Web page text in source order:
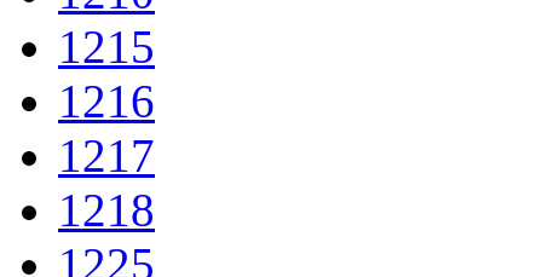
1215
1216
1217
1218
1225